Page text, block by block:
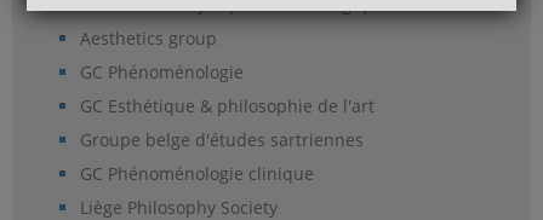
Aesthetics group
GC Phénoménologie
GC Esthétique & philosophie de l'art
Groupe belge d'études sartriennes
GC Phénoménologie clinique
Liège Philosophy Society